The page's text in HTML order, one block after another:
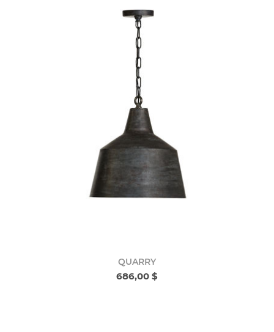
QUARRY
686,00 $